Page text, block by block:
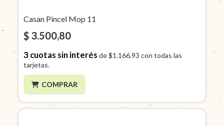
Casan Pincel Mop 11
$ 3.500,80
3cuotas sin interés de$1.166,93 con todas las
tarjetas.
COMPRAR